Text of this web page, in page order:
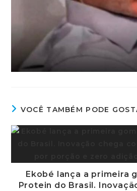
VOCÊ TAMBÉM PODE
Ekobé lança a primeira
Protein do Brasil.